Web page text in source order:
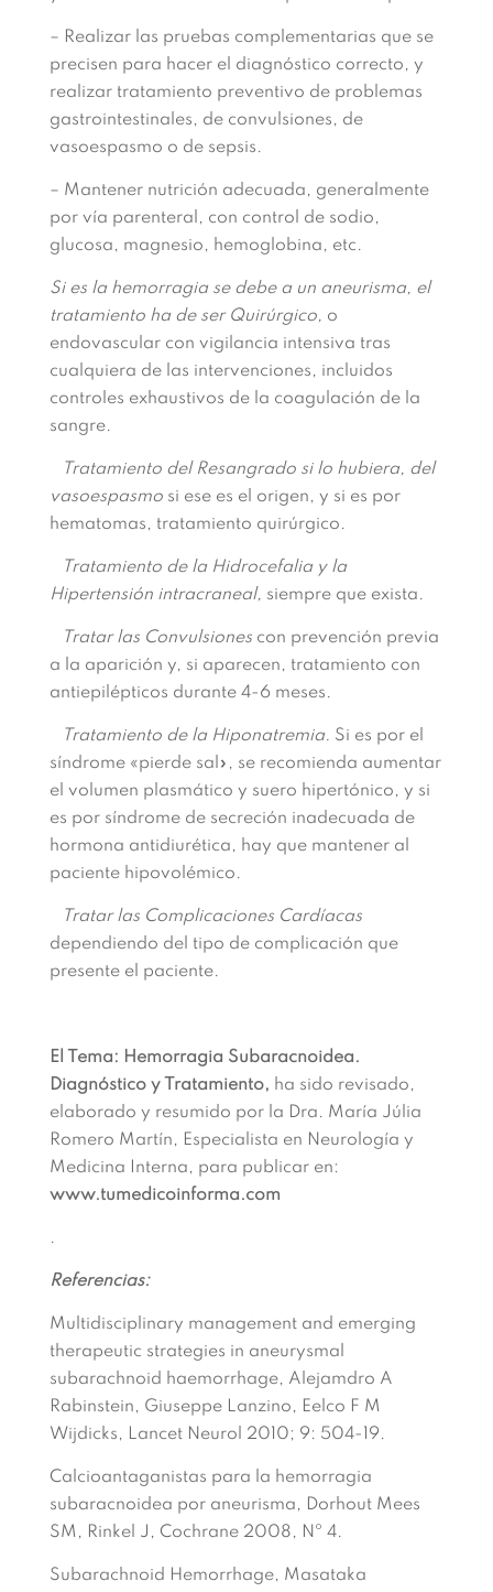
– Realizar las pruebas complementarias que se
precisen para hacer el diagnóstico correcto, y
realizar tratamiento preventivo de problemas
gastrointestinales, de convulsiones, de
vasoespasmo o de sepsis.
– Mantener nutrición adecuada, generalmente
por vía parenteral, con control de sodio,
glucosa, magnesio, hemoglobina, etc.
Si es la hemorragia se debe a un aneurisma, el
tratamiento ha de ser Quirúrgico, o
endovascular con vigilancia intensiva tras
cualquiera de las intervenciones, incluidos
controles exhaustivos de la coagulación de la
sangre.
Tratamiento del Resangrado si lo hubiera, del
vasoespasmo si ese es el origen, y si es por
hematomas, tratamiento quirúrgico.
Tratamiento de la Hidrocefalia y la
Hipertensión intracraneal, siempre que exista.
Tratar las Convulsiones con prevención previa
a la aparición y, si aparecen, tratamiento con
antiepilépticos durante 4-6 meses.
Tratamiento de la Hiponatremia. Si es por el
síndrome «pierde sal», se recomienda aumentar
el volumen plasmático y suero hipertónico, y si
es por síndrome de secreción inadecuada de
hormona antidiurética, hay que mantener al
paciente hipovolémico.
Tratar las Complicaciones Cardíacas
dependiendo del tipo de complicación que
presente el paciente.
El Tema: Hemorragia Subaracnoidea.
Diagnóstico y Tratamiento, ha sido revisado,
elaborado y resumido por la Dra. María Júlia
Romero Martín, Especialista en Neurología y
Medicina Interna, para publicar en:
www.tumedicoinforma.com
.
Referencias:
Multidisciplinary management and emerging
therapeutic strategies in aneurysmal
subarachnoid haemorrhage, Alejamdro A
Rabinstein, Giuseppe Lanzino, Eelco F M
Wijdicks, Lancet Neurol 2010; 9: 504-19.
Calcioantaganistas para la hemorragia
subaracnoidea por aneurisma, Dorhout Mees
SM, Rinkel J, Cochrane 2008, Nº 4.
Subarachnoid Hemorrhage, Masataka